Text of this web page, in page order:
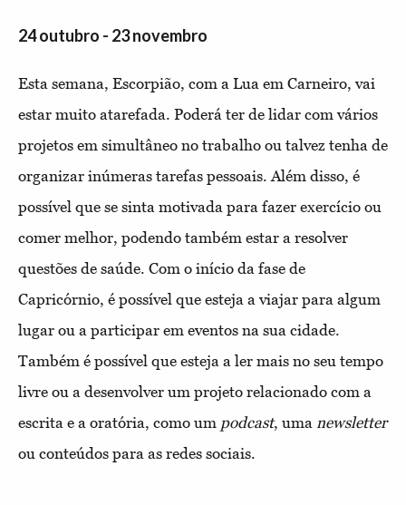
24 outubro - 23 novembro
Esta semana, Escorpião, com a Lua em Carneiro, vai
estar muito atarefada. Poderá ter de lidar com vários
projetos em simultâneo no trabalho ou talvez tenha de
organizar inúmeras tarefas pessoais. Além disso, é
possível que se sinta motivada para fazer exercício ou
comer melhor, podendo também estar a resolver
questões de saúde. Com o início da fase de
Capricórnio, é possível que esteja a viajar para algum
lugar ou a participar em eventos na sua cidade.
Também é possível que esteja a ler mais no seu tempo
livre ou a desenvolver um projeto relacionado com a
escrita e a oratória, como um podcast, uma newsletter
ou conteúdos para as redes sociais.